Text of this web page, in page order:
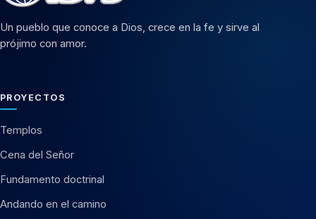
Un pueblo que conoce a Dios, crece en la fe y sirve al
prójimo con amor.
PROYECTOS
Templos
Cena del Señor
Fundamento doctrinal
Andando en el camino